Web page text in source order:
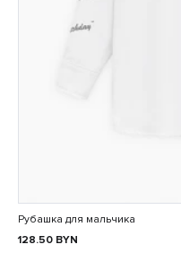
Рубашка для мальчика
128.50 BYN